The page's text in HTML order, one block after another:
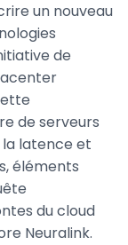
un nouveau
de
de serveurs
la latence et
éléments
du cloud
Neuralink.